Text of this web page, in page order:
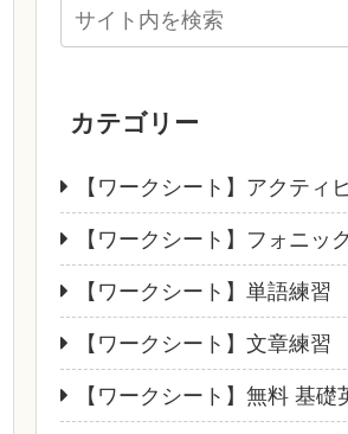
カテゴリー
【ワークシート】アクティ
【ワークシート】フォニッ
【ワークシート】単語練習
【ワークシート】文章練習
【ワークシート】無料 基礎